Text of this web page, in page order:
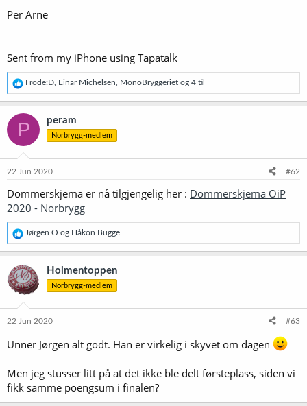
Per Arne
Sent from my iPhone using Tapatalk
R
e
a
k
s
o
e
:
Frode:D Einar Michelsen MonoBryggeriet og 4 til
P peram
Norbrygg-medlem
22 Jun 2020 #62
Dommerskjema er nå tilgjengelig her : Dommerskjema OiP
2020 - Norbrygg
R
e
a
k
s
j
o
e
:
Jørgen O og Håkon Bugge
Holmentoppen
Norbrygg-medlem
22 Jun 2020 #63
Unner Jørgen alt godt. Han er virkelig i skyvet om dagen
Men jeg stusser litt på at det ikke ble delt førsteplass, siden vi
fikk samme poengsum i finalen?